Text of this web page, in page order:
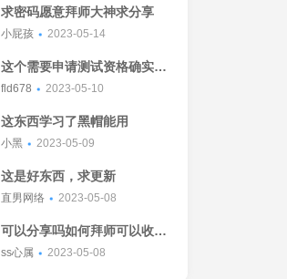
求密码愿意拜师大神求分享
小屁孩 2023-05-14
这个需要申请测试资格确实不
错的东西
fld678 2023-05-10
这东西学习了黑帽能用
小黑 2023-05-09
这是好东西，求更新
直男网络 2023-05-08
可以分享吗如何拜师可以收我
吗[Watermelon]
ss心属 2023-05-08